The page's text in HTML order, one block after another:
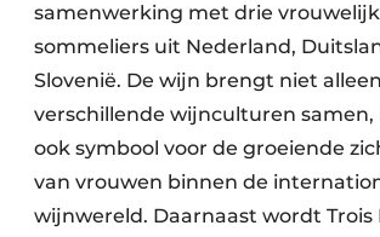
samenwerking met drie
sommeliers uit Nederland,
Slovenië. De wijn brengt niet alleen
verschillende wijnculturen samen,
ook symbool voor de groeiende
van vrouwen binnen de
wijnwereld. Daarnaast wordt Trois